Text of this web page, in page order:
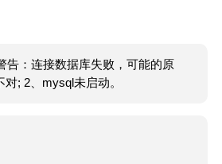
告：连接数据库失败，可能的原
; 2、mysql未启动。